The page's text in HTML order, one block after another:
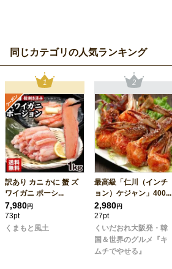
同じカテゴリの人気ランキング
訳あり カニ かに 蟹 ズ
ワイガニ ポーシ...
7,980円
73pt
くまもと風土
最高級「仁川（インチ
ョン）ケジャン」400...
2,980円
27pt
くいだおれ大阪発・韓
国＆世界のグルメ『キ
ムチでやせる』